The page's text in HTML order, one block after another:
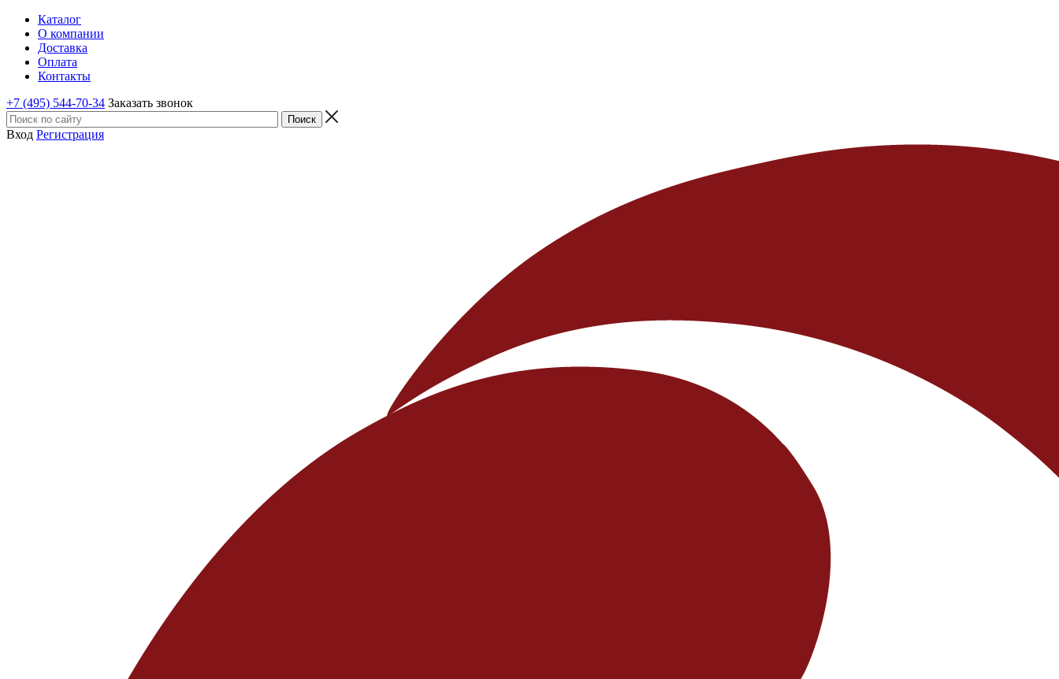
Каталог
О компании
Доставка
Оплата
Контакты
+7 (495) 544-70-34 Заказать звонок
Вход Регистрация